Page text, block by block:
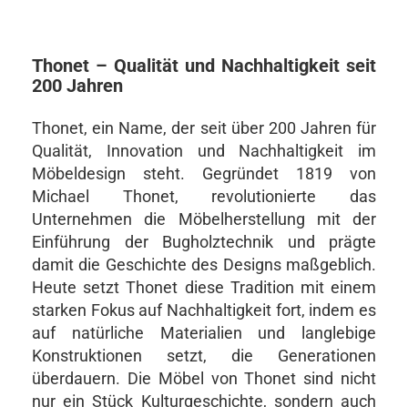
Thonet – Qualität und Nachhaltigkeit seit
200 Jahren
Thonet, ein Name, der seit über 200 Jahren für
Qualität, Innovation und Nachhaltigkeit im
Möbeldesign steht. Gegründet 1819 von
Michael Thonet, revolutionierte das
Unternehmen die Möbelherstellung mit der
Einführung der Bugholztechnik und prägte
damit die Geschichte des Designs maßgeblich.
Heute setzt Thonet diese Tradition mit einem
starken Fokus auf Nachhaltigkeit fort, indem es
auf natürliche Materialien und langlebige
Konstruktionen setzt, die Generationen
überdauern. Die Möbel von Thonet sind nicht
nur ein Stück Kulturgeschichte, sondern auch